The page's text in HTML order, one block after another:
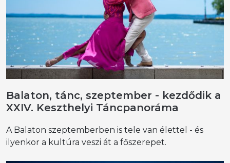
Balaton, tánc, szeptember - kezdődik a
XXIV. Keszthelyi Táncpanoráma
A Balaton szeptemberben is tele van élettel - és
ilyenkor a kultúra veszi át a főszerepet.